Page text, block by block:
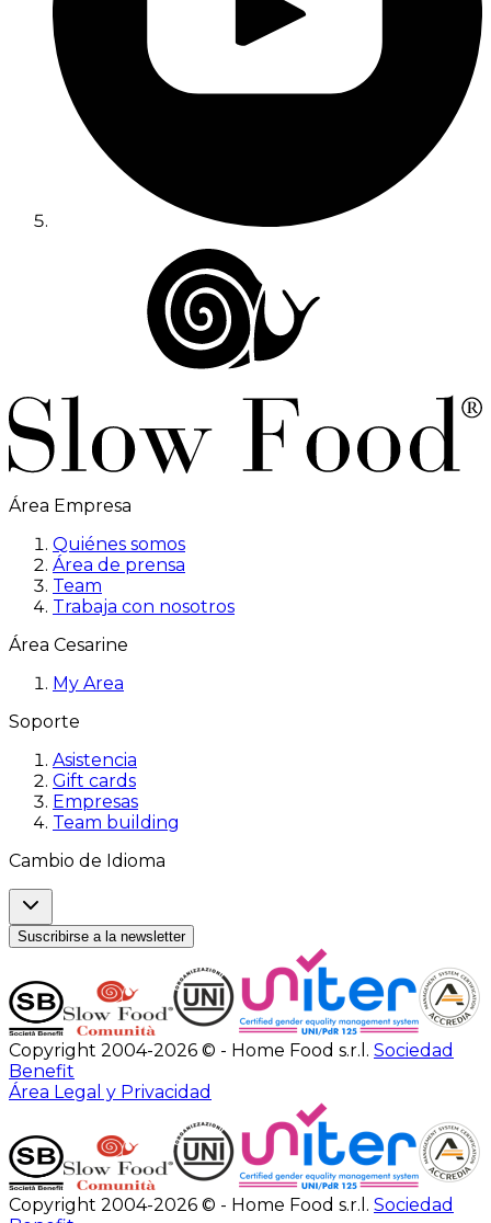
Área Empresa
Quiénes somos
Área de prensa
Team
Trabaja con nosotros
Área Cesarine
My Area
Soporte
Asistencia
Gift cards
Empresas
Team building
Cambio de Idioma
Suscribirse a la newsletter
Copyright 2004-2026 © - Home Food s.r.l. Sociedad
Benefit
Área Legal y Privacidad
Copyright 2004-2026 © - Home Food s.r.l. Sociedad